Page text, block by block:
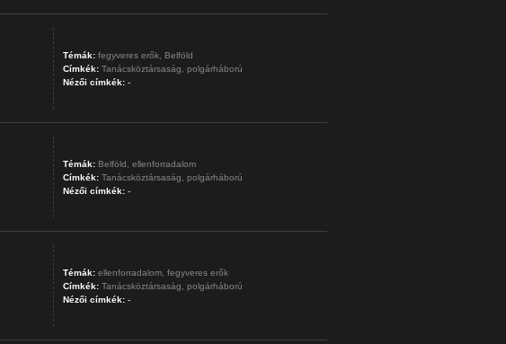
Témák: fegyveres erők,
Belföld
Címkék: Tanácsköztársaság,
polgárháború
Nézői címkék:-
Témák: Belföld,
ellenforradalom
Címkék: Tanácsköztársaság,
polgárháború
Nézői címkék:-
Témák: ellenforradalom, fegyveres erők
Címkék: Tanácsköztársaság,
polgárháború
Nézői címkék:-